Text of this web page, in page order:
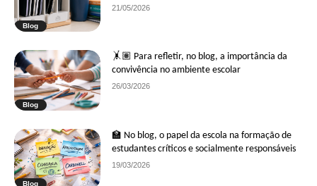
Blog
21/05/2026
Blog
🤸🏽 Para refletir, no blog, a importância da
convivência no ambiente escolar
26/03/2026
Blog
🏫 No blog, o papel da escola na formação de
estudantes críticos e socialmente responsáveis
19/03/2026